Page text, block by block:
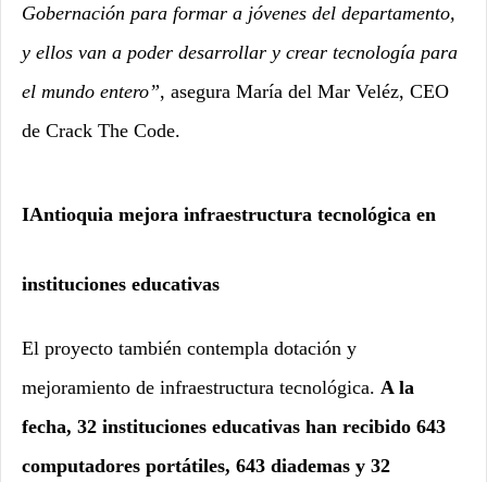
Gobernación para formar a jóvenes del departamento,
y ellos van a poder desarrollar y crear tecnología para
el mundo entero”, asegura María del Mar Veléz, CEO
de Crack The Code.
IAntioquia mejora infraestructura tecnológica en
instituciones educativas
El proyecto también contempla dotación y
mejoramiento de infraestructura tecnológica. A la
fecha, 32 instituciones educativas han recibido 643
computadores portátiles, 643 diademas y 32